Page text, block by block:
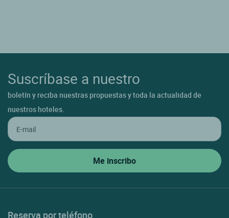
Suscríbase a nuestro
boletín y reciba nuestras propuestas y toda la actualidad de
nuestros hoteles.
Reserva por teléfono